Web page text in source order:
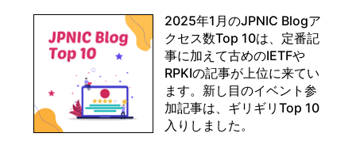
2025年1月のJPNIC Blogア
クセス数Top 10は、定番記
事に加えて古めのIETFや
RPKIの記事が上位に来てい
ます。新し目のイベント参
加記事は、ギリギリTop 10
入りしました。